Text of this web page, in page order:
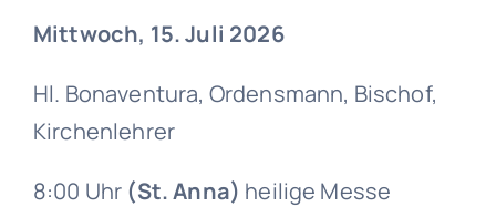
Mittwoch, 15. Juli 2026
Hl. Bonaventura, Ordensmann, Bischof,
Kirchenlehrer
8:00 Uhr (St. Anna) heilige Messe